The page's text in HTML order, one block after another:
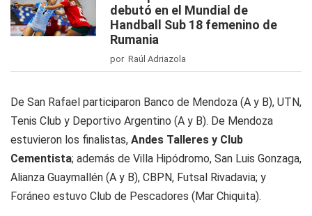
debutó en el Mundial de
Handball Sub 18 femenino de
Rumania
por Raúl Adriazola
De San Rafael participaron Banco de Mendoza (A y B), UTN,
Tenis Club y Deportivo Argentino (A y B). De Mendoza
estuvieron los finalistas, Andes Talleres y Club
Cementista; además de Villa Hipódromo, San Luis Gonzaga,
Alianza Guaymallén (A y B), CBPN, Futsal Rivadavia; y
Foráneo estuvo Club de Pescadores (Mar Chiquita).